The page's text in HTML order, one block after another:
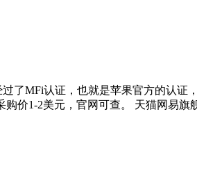
了MFi认证，也就是苹果官方的认证
价1-2美元，官网可查。 天猫网易旗